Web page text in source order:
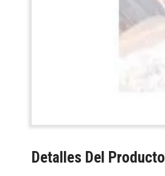
Detalles Del Producto